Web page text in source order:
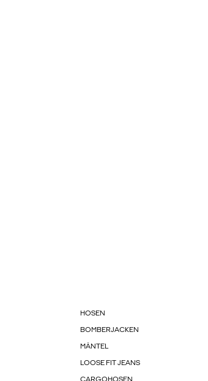
HOSEN
BOMBERJACKEN
MÄNTEL
LOOSE FIT JEANS